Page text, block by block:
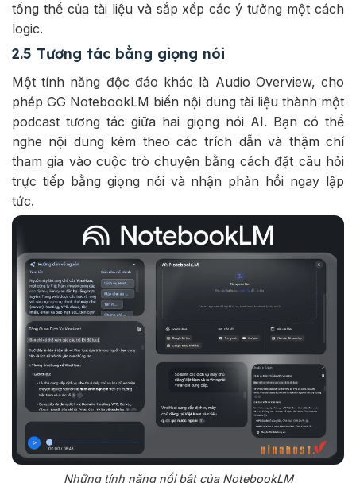
tổng thể của tài liệu và sắp xếp các ý tưởng một cách
logic.
2.5 Tương tác bằng giọng nói
Một tính năng độc đáo khác là Audio Overview, cho
phép GG NotebookLM biến nội dung tài liệu thành một
podcast tương tác giữa hai giọng nói AI. Bạn có thể
nghe nội dung kèm theo các trích dẫn và thậm chí
tham gia vào cuộc trò chuyện bằng cách đặt câu hỏi
trực tiếp bằng giọng nói và nhận phản hồi ngay lập
tức.
Những tính năng nổi bật của NotebookLM